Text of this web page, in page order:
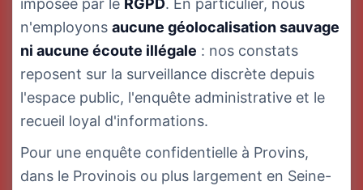
imposée par le RGPD. En particulier, nous
n'employons aucune géolocalisation sauvage
ni aucune écoute illégale : nos constats
reposent sur la surveillance discrète depuis
l'espace public, l'enquête administrative et le
recueil loyal d'informations.
Pour une enquête confidentielle à Provins,
dans le Provinois ou plus largement en Seine-